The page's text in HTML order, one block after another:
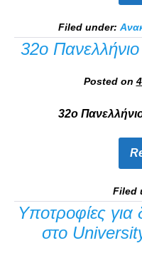
Filed under:
32ο Πανελλήνιο
Posted on
32ο
Filed
Υποτροφίες για
στο